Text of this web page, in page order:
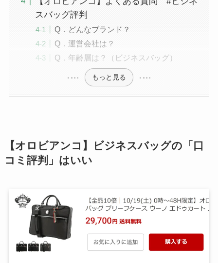
スバッグ評判
Q．どんなブランド？
Q．運営会社は？
Q．年齢層は？（ビジネスバッグ）
もっと見る
【オロビアンコ】ビジネスバッグの「口
コミ評判」はいい